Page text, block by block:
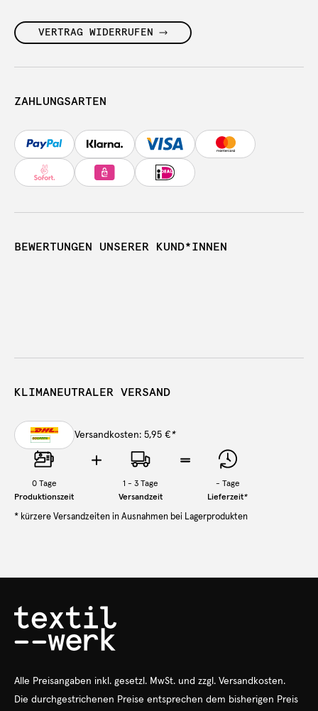
VERTRAG WIDERRUFEN
ZAHLUNGSARTEN
BEWERTUNGEN UNSERER KUND*INNEN
KLIMANEUTRALER VERSAND
Versandkosten: 5,95 €*
0Tage
Produktionszeit
1 - 3 Tage
Versandzeit
- Tage
Lieferzeit*
* kürzere Versandzeiten in Ausnahmen bei Lagerprodukten
Alle Preisangaben inkl. gesetzl. MwSt. und zzgl. Versandkosten.
Die durchgestrichenen Preise entsprechen dem bisherigen Preis